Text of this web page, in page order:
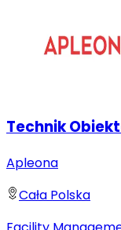
Technik
Apleona
Cała Polska